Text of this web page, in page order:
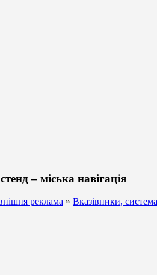
– міська навігація
реклама » Вказівники, система